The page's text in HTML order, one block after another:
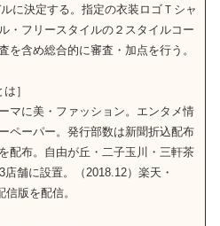
に決定する。指定の衣装ロゴＴシャ
・フリースタイルの２スタイルコー
を含め総合的に審査・加点を行う。
］
マに美・ファッション。エンタメ情
ペーパー。発行部数は新聞折込配布
配布。自由が丘・二子玉川・三軒茶
店舗に設置。（2018.12）楽天・
版を配信。